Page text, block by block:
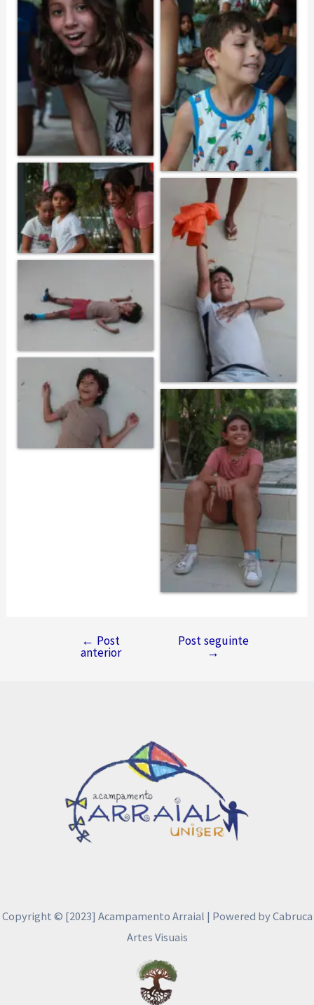
Navegação
← Post
anterior
Post seguinte
→
Copyright © [2023] Acampamento Arraial | Powered by Cabruca
Artes Visuais